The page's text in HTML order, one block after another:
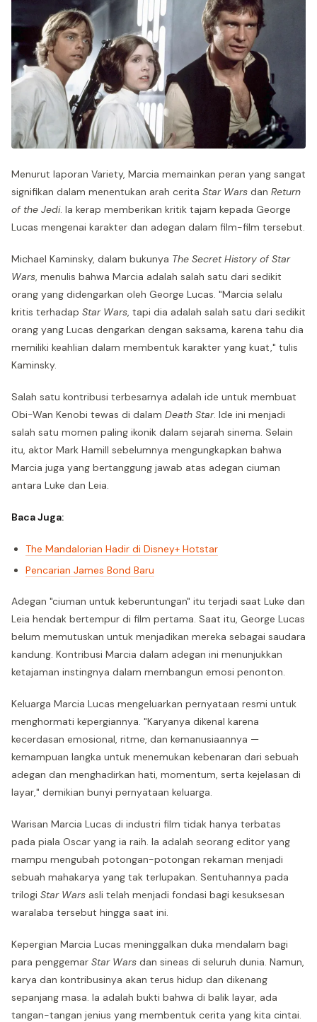
Menurut laporan Variety, Marcia memainkan peran yang sangat
signifikan dalam menentukan arah cerita Star Wars dan Return
of the Jedi. Ia kerap memberikan kritik tajam kepada George
Lucas mengenai karakter dan adegan dalam film-film tersebut.
Michael Kaminsky, dalam bukunya The Secret History of Star
Wars , menulis bahwa Marcia adalah salah satu dari sedikit
orang yang didengarkan oleh George Lucas. "Marcia selalu
kritis terhadap Star Wars , tapi dia adalah salah satu dari sedikit
orang yang Lucas dengarkan dengan saksama, karena tahu dia
memiliki keahlian dalam membentuk karakter yang kuat," tulis
Kaminsky.
Salah satu kontribusi terbesarnya adalah ide untuk membuat
Obi-Wan Kenobi tewas di dalam Death Star. Ide ini menjadi
salah satu momen paling ikonik dalam sejarah sinema. Selain
itu, aktor Mark Hamill sebelumnya mengungkapkan bahwa
Marcia juga yang bertanggung jawab atas adegan ciuman
antara Luke dan Leia.
Baca Juga:
The Mandalorian Hadir di Disney+ Hotstar
Pencarian James Bond Baru
Adegan "ciuman untuk keberuntungan" itu terjadi saat Luke dan
Leia hendak bertempur di film pertama. Saat itu, George Lucas
belum memutuskan untuk menjadikan mereka sebagai saudara
kandung. Kontribusi Marcia dalam adegan ini menunjukkan
ketajaman instingnya dalam membangun emosi penonton.
Keluarga Marcia Lucas mengeluarkan pernyataan resmi untuk
menghormati kepergiannya. "Karyanya dikenal karena
kecerdasan emosional, ritme, dan kemanusiaannya —
kemampuan langka untuk menemukan kebenaran dari sebuah
adegan dan menghadirkan hati, momentum, serta kejelasan di
layar," demikian bunyi pernyataan keluarga.
Warisan Marcia Lucas di industri film tidak hanya terbatas
pada piala Oscar yang ia raih. Ia adalah seorang editor yang
mampu mengubah potongan-potongan rekaman menjadi
sebuah mahakarya yang tak terlupakan. Sentuhannya pada
trilogi Star Wars asli telah menjadi fondasi bagi kesuksesan
waralaba tersebut hingga saat ini.
Kepergian Marcia Lucas meninggalkan duka mendalam bagi
para penggemar Star Wars dan sineas di seluruh dunia. Namun,
karya dan kontribusinya akan terus hidup dan dikenang
sepanjang masa. Ia adalah bukti bahwa di balik layar, ada
tangan-tangan jenius yang membentuk cerita yang kita cintai.